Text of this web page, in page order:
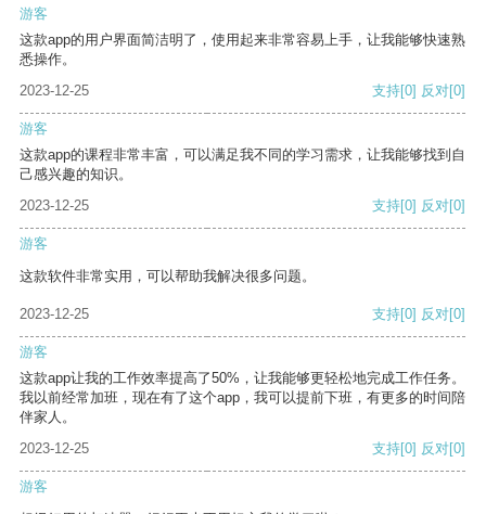
游客
这款app的用户界面简洁明了，使用起来非常容易上手，让我能够快速熟
悉操作。
2023-12-25
支持[0] 反对[0]
游客
这款app的课程非常丰富，可以满足我不同的学习需求，让我能够找到自
己感兴趣的知识。
2023-12-25
支持[0] 反对[0]
游客
这款软件非常实用，可以帮助我解决很多问题。
2023-12-25 支持[0] 反对[0]
游客
这款app让我的工作效率提高了50%，让我能够更轻松地完成工作任务。
我以前经常加班，现在有了这个app，我可以提前下班，有更多的时间陪
伴家人。
2023-12-25
支持[0] 反对[0]
游客